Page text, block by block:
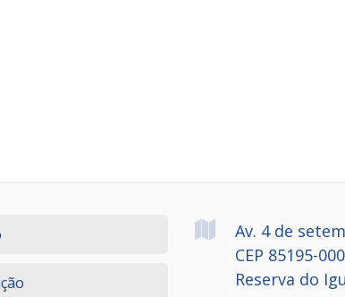
Av. 4 de
CEP 85195-000
Reserva do